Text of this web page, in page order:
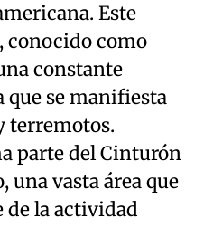
Este
conocido como
constante
que se manifiesta
terremotos.
parte del Cinturón
una vasta área que
de la actividad